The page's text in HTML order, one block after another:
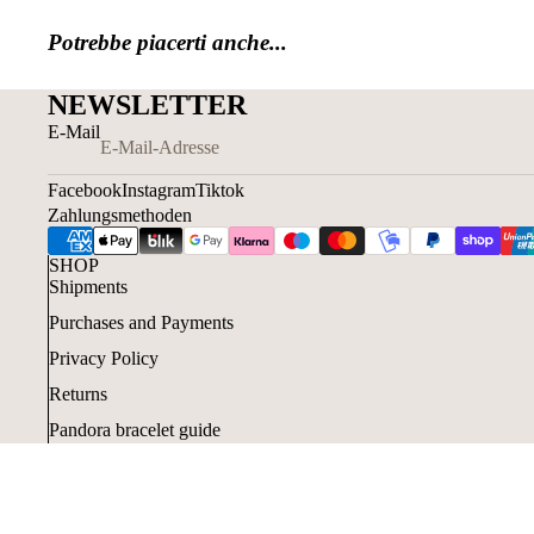
Potrebbe piacerti anche...
NEWSLETTER
E-Mail
FacebookInstagramTiktok
Zahlungsmethoden
SHOP
Shipments
Purchases and Payments
Privacy Policy
Returns
Pandora bracelet guide